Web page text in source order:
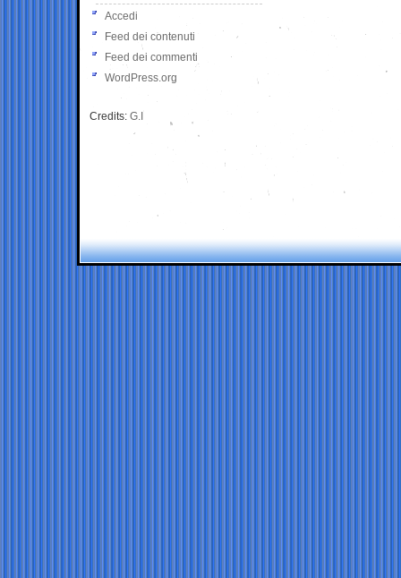
Accedi
Feed dei contenuti
Feed dei commenti
WordPress.org
Credits: G.I